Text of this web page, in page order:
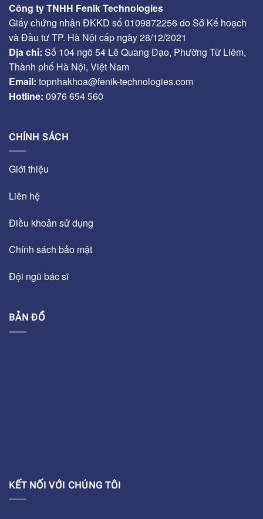
Công ty TNHH Fenik Technologies
Giấy chứng nhận ĐKKD số 0109872256 do Sở Kế hoạch
và Đầu tư TP. Hà Nội cấp ngày 28/12/2021
Địa chỉ: Số 104 ngõ 54 Lê Quang Đạo, Phường Từ Liêm,
Thành phố Hà Nội, Việt Nam
Email: topnhakhoa@fenik-technologies.com
Hotline: 0976 654 560
CHÍNH SÁCH
Giới thiệu
Liên hệ
Điều khoản sử dụng
Chính sách bảo mật
Đội ngũ bác sĩ
BẢN ĐỒ
KẾT NỐI VỚI CHÚNG TÔI